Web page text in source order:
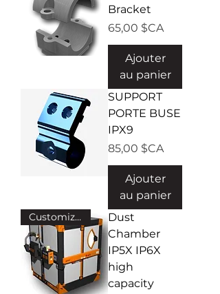
Bracket
Prix
65,00 $CA
Ajouter
au panier
SUPPORT
PORTE BUSE
IPX9
Prix
85,00 $CA
Ajouter
au panier
Customized
Dust
Chamber
IP5X IP6X
high
capacity